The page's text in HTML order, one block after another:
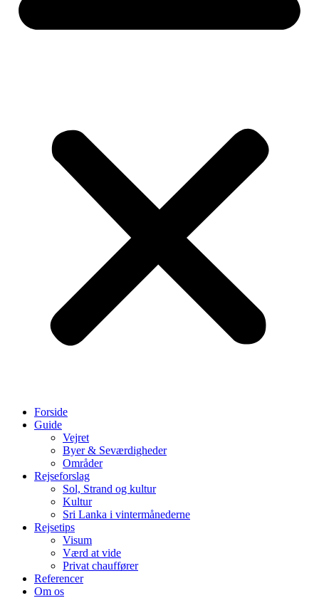
Forside
Guide
Vejret
Byer & Seværdigheder
Områder
Rejseforslag
Sol, Strand og kultur
Kultur
Sri Lanka i vintermånederne
Rejsetips
Visum
Værd at vide
Privat chauffører
Referencer
Om os